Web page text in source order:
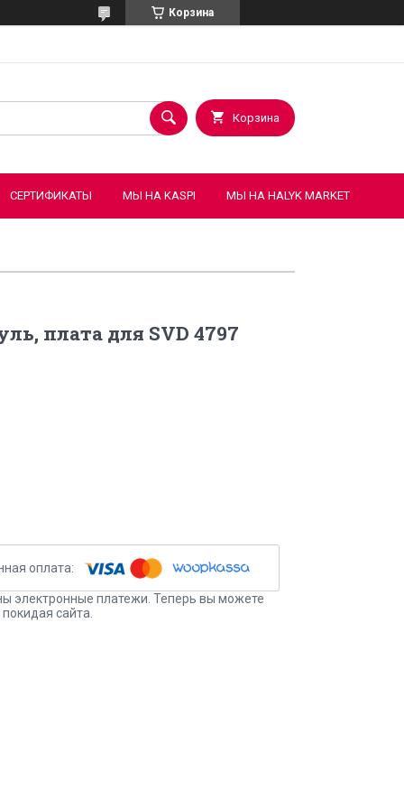
Корзина
Корзина
СЕРТИФИКАТЫ МЫ НА KASPI МЫ НА HALYK MARKET
плата для SVD 4797
электронные платежи. Теперь вы можете
сайта.